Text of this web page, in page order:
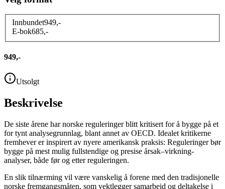
Innbundet949,-
E-bok685,-
949,-
Utsolgt
Beskrivelse
De siste årene har norske reguleringer blitt kritisert for å bygge på et
for tynt analysegrunnlag, blant annet av OECD. Idealet kritikerne
fremhever er inspirert av nyere amerikansk praksis: Reguleringer bør
bygge på mest mulig fullstendige og presise årsak–virkning-
analyser, både før og etter reguleringen.
En slik tilnærming vil være vanskelig å forene med den tradisjonelle
norske fremgangsmåten, som vektlegger samarbeid og deltakelse i